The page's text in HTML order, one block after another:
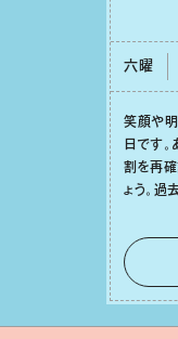
六曜
笑顔や
⽇です
割を再確
ょう。過
意⾒も
やかな
を笑顔
くはずで